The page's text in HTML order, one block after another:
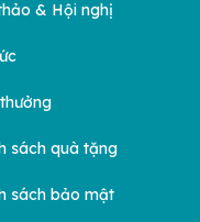
& Hội nghị
sách quà tặng
sách bảo mật